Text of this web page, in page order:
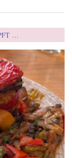
…